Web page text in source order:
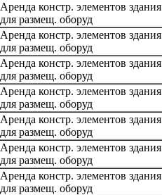
Аренда констр. элементов здания
для размещ. оборуд
Аренда констр. элементов здания
для размещ. оборуд
Аренда констр. элементов здания
для размещ. оборуд
Аренда констр. элементов здания
для размещ. оборуд
Аренда констр. элементов здания
для размещ. оборуд
Аренда констр. элементов здания
для размещ. оборуд
Аренда констр. элементов здания
для размещ. оборуд